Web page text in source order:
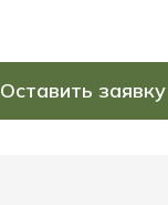
Оставить заявку